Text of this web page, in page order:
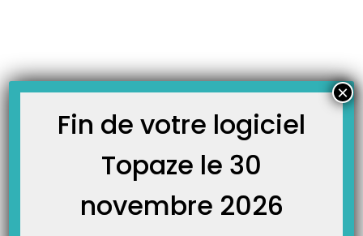
À LA UNE
La saisie des prescriptions médicales ultra simplifiée :
Topaze Air tient ses engagements
La saisie des prescriptions médicales ultra simplifiée : Topaze Air tient ses
engagements Les tâches administratives de l’infirmière libérale sont aussi
nombreuses que variées …Une lapalissade, qui ne vous fait pas sourire,
Fin de votre logiciel
Topaze le 30
novembre 2026
×